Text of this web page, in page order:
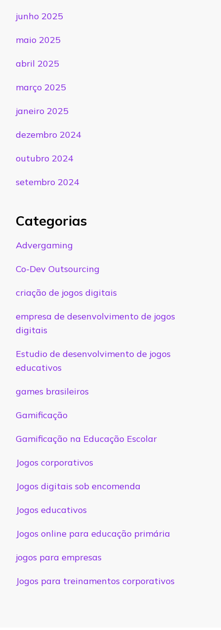
junho 2025
maio 2025
abril 2025
março 2025
janeiro 2025
dezembro 2024
outubro 2024
setembro 2024
Categorias
Advergaming
Co-Dev Outsourcing
criação de jogos digitais
empresa de desenvolvimento de jogos
digitais
Estudio de desenvolvimento de jogos
educativos
games brasileiros
Gamificação
Gamificação na Educação Escolar
Jogos corporativos
Jogos digitais sob encomenda
Jogos educativos
Jogos online para educação primária
jogos para empresas
Jogos para treinamentos corporativos